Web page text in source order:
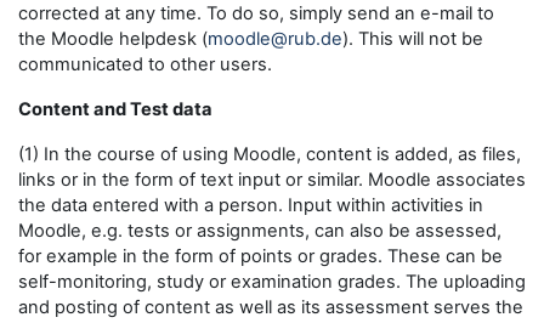
corrected at any time. To do so, simply send an e-mail to
the Moodle helpdesk (moodle@rub.de). This will not be
communicated to other users.
Content and Test data
(1) In the course of using Moodle, content is added, as files,
links or in the form of text input or similar. Moodle associates
the data entered with a person. Input within activities in
Moodle, e.g. tests or assignments, can also be assessed,
for example in the form of points or grades. These can be
self-monitoring, study or examination grades. The uploading
and posting of content as well as its assessment serves the